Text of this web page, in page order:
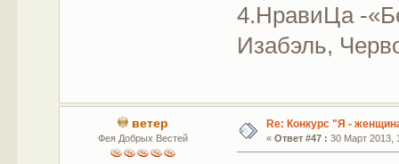
4.НравиЦа -
Изабэль,
ветер
Фея Добрых Вестей
Re: Конкурс "Я -
« Ответ #47 : 30 Март 2013,